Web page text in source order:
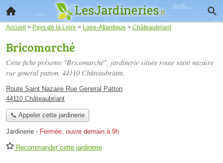
Accueil > Pays de la Loire > Loire-Atlantique > Châteaubriant
Bricomarché
Cette fiche présente "Bricomarché", jardinerie située route saint nazaire
rue general patton, 44110 Châteaubriant.
Route Saint Nazaire Rue General Patton
44110 Châteaubriant
📞 Appeler cette jardinerie
Jardinerie - Fermée, ouvre demain à 9h
Recommander cette jardinerie